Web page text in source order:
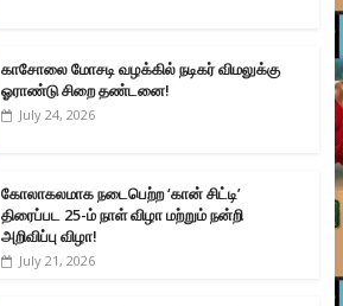
காசோலை மோசடி வழக்கில் நடிகர் விமலுக்கு
ஓராண்டு சிறை தண்டனை!
July 24, 2026
கோலாகலமாக நடைபெற்ற ‘கான் சிட்டி’
திரைப்பட 25-ம் நாள் விழா மற்றும் நன்றி
அறிவிப்பு விழா!
July 21, 2026